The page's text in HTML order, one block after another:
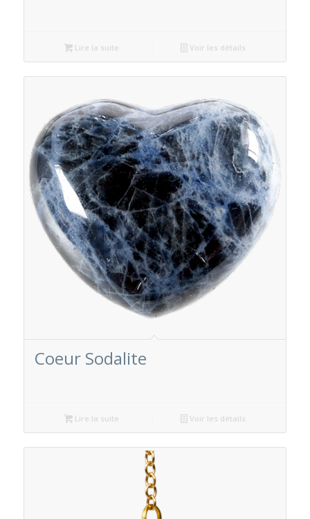
Lire la suite Voir les détails
Coeur Sodalite
Lire la suite Voir les détails